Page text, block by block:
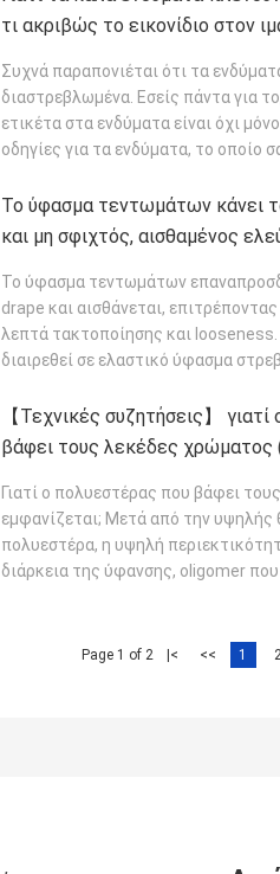
τι ακριβώς το εικονίδιο στον
Συχνά παραπονιέται ότι τα
διαστρεβλωμένα. Εσείς πάντα για
ετικέτα στα ενδύματα είναι όχι
οδηγίες για τα ενδύματα, το οποίο
Το ύφασμα τεντωμάτων κάνει
και μη σφιχτός, αισθαμένος
Το ύφασμα τεντωμάτων
drape και αισθάνεται,
λεπτά τακτοποίησης και
διαιρεθεί σε ελαστικό ύφασμα
【Τεχνικές συζητήσεις】
βάφει τους λεκέδες χρώματος
Γιατί ο πολυεστέρας που βάφει
εμφανίζεται; Μετά από την
πολυεστέρα, η υψηλή
διάρκεια της ύφανσης, oligomer
Page 1 of 2 |< << 1